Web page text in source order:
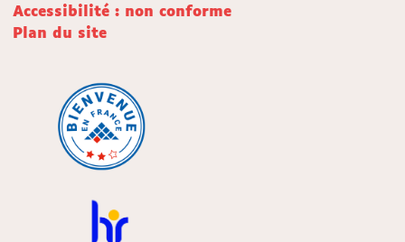
Accessibilité : non conforme
Plan du site